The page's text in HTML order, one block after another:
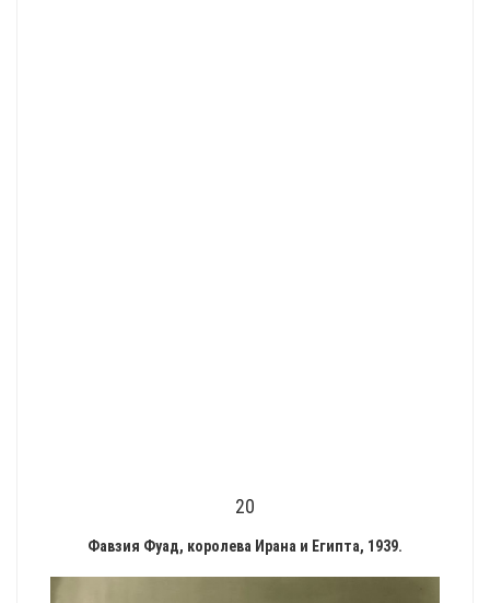
20
Фавзия Фуад, королева Ирана и Египта, 1939.